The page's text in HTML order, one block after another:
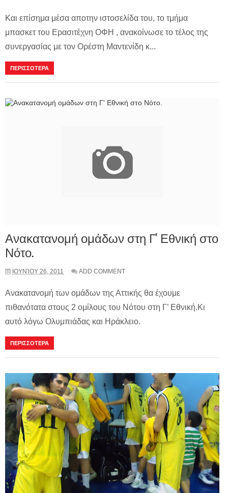
Και επίσημα μέσα αποτην ιστοσελίδα του, το τμήμα
μπασκετ του Ερασιτέχνη ΟΦΗ , ανακοίνωσε το τέλος της
συνεργασίας με τον Ορέστη Μαντενίδη κ...
ΠΕΡΙΣΣΟΤΕΡΑ
Ανακατανομή ομάδων στη Γ' Εθνική στο
Νότο.
ΙΟΥΝΊΟΥ 26, 2011 ADD COMMENT
Ανακατανομή των ομάδων της Αττικής θα έχουμε
πιθανότατα στους 2 ομίλους του Νότου στη Γ’ Εθνική.Κι
αυτό λόγω Ολυμπιάδας και Ηράκλειο.
ΠΕΡΙΣΣΟΤΕΡΑ